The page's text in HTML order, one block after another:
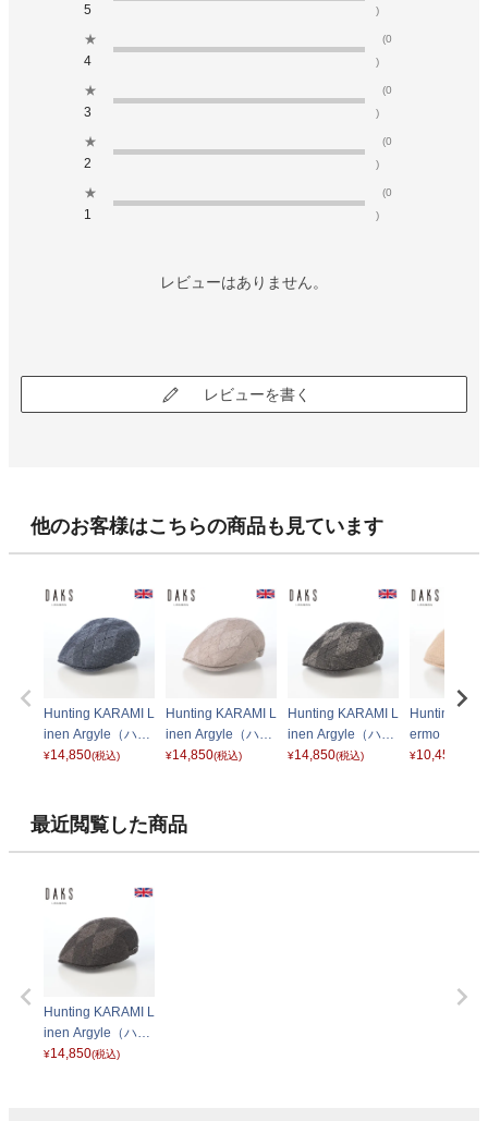
5
)
★
4
(0
)
★
3
(0
)
★
2
(0
)
★
1
(0
)
レビューはありません。
レビューを書く
他のお客様はこちらの商品も見ています
Hunting KARAMI L
inen Argyle（ハン
チング カラミリネ
¥14,850(税込)
Hunting KARAMI L
inen Argyle（ハン
チング カラミリネ
ジュ
¥14,850(税込)
Hunting KARAMI L
inen Argyle（ハン
チング カラミリネ
¥14,850(税込)
Hunting
ermo（ハン
コットンサ
¥10,450
最近閲覧した商品
Hunting KARAMI L
inen Argyle（ハン
チング カラミリネ
¥14,850(税込)